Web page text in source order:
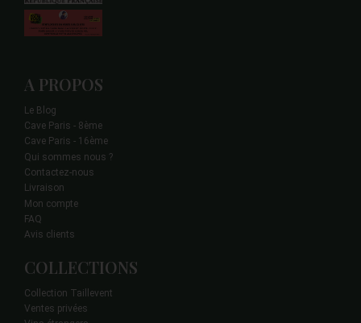
A PROPOS
Le Blog
Cave Paris - 8ème
Cave Paris - 16ème
Qui sommes nous ?
Contactez-nous
Livraison
Mon compte
FAQ
Avis clients
COLLECTIONS
Collection Taillevent
Ventes privées